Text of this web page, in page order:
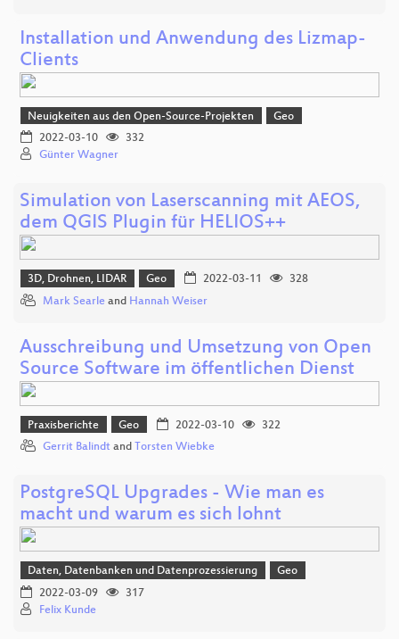
Installation und Anwendung des Lizmap-
Clients
Neuigkeiten aus den Open-Source-Projekten
Geo
2022-03-10
332
Günter Wagner
Simulation von Laserscanning mit AEOS,
dem QGIS Plugin für HELIOS++
3D, Drohnen, LIDAR Geo 2022-03-11
328
Mark Searle and Hannah Weiser
Ausschreibung und Umsetzung von Open
Source Software im öffentlichen Dienst
Praxisberichte Geo 2022-03-10
322
Gerrit Balindt and Torsten Wiebke
PostgreSQL Upgrades - Wie man es
macht und warum es sich lohnt
Daten, Datenbanken und Datenprozessierung
Geo
2022-03-09
317
Felix Kunde